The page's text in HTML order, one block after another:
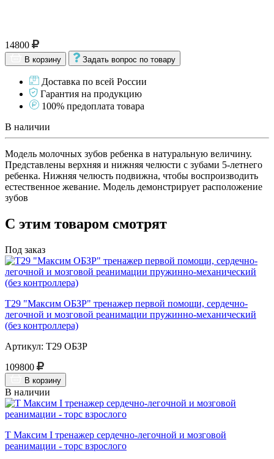
14800
В корзину Задать вопрос по товару
Доставка по всей России
Гарантия на продукцию
100% предоплата товара
В наличии
Модель молочных зубов ребенка в натуральную величину.
Представлены верхняя и нижняя челюсти с зубами 5-летнего
ребенка. Нижняя челюсть подвижна, чтобы воспроизводить
естественное жевание. Модель демонстрирует расположение
зубов
С этим товаром смотрят
Под заказ
Т29 "Максим ОБЗР" тренажер первой помощи, сердечно-
легочной и мозговой реанимации пружинно-механический
(без контроллера)
Артикул: Т29 ОБЗР
109800
В корзину
В наличии
Т Максим I тренажер сердечно-легочной и мозговой
реанимации - торс взрослого